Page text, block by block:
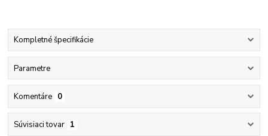
Kompletné špecifikácie
Parametre
Komentáre 0
Súvisiaci tovar 1